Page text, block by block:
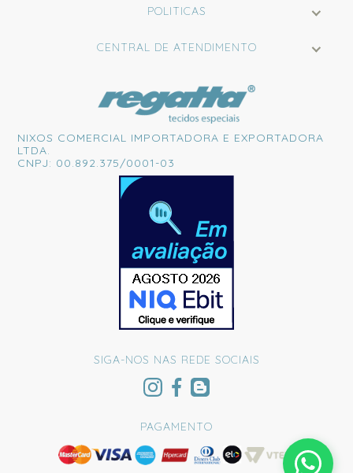
POLITICAS
CENTRAL DE ATENDIMENTO
NIXOS COMERCIAL IMPORTADORA E EXPORTADORA
LTDA.
CNPJ: 00.892.375/0001-03
SIGA-NOS NAS REDE SOCIAIS
PAGAMENTO